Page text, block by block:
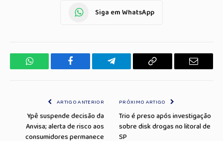
Siga em WhatsApp
WhatsApp Facebook Telegrama Copiar
E-
ARTIGO ANTERIOR
Ypê suspende decisão da
Anvisa; alerta de risco aos
consumidores permanece
PRÓXIMO ARTIGO
Trio é preso após investigação
sobre disk drogas no litoral de
SP